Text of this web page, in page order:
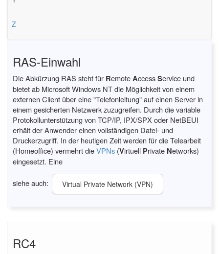
Z
RAS-Einwahl
Die Abkürzung RAS steht für RemoteAccessService und
bietet ab Microsoft Windows NT die Möglichkeit von einem
externen Client über eine "Telefonleitung" auf einen Server in
einem gesicherten Netzwerk zuzugreifen. Durch die variable
Protokollunterstützung von TCP/IP, IPX/SPX oder NetBEUI
erhält der Anwender einen vollständigen Datei- und
Druckerzugriff. In der heutigen Zeit werden für die Telearbeit
(Homeoffice) vermehrt dieVPNs (Virtuell Private Networks)
eingesetzt. Eine
siehe auch: Virtual Private Network (VPN)
RC4